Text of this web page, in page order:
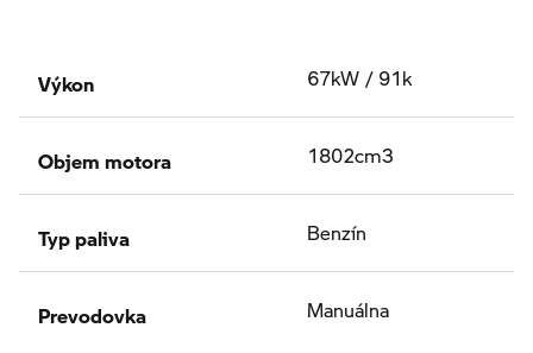
Výkon 67kW / 91k
Objem motora 1802cm3
Typ paliva Benzín
Prevodovka Manuálna